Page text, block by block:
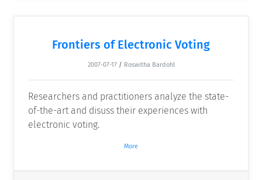
Frontiers of Electronic Voting
2007-07-17 / Roswitha Bardohl
Researchers and practitioners analyze the state-
of-the-art and disuss their experiences with
electronic voting.
More